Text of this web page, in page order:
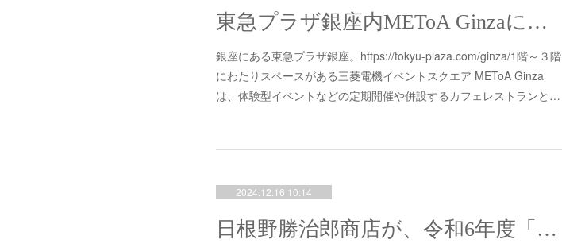
東急プラザ銀座内METoA Ginzaにて京都の染屋がつくった™製品の取り扱いが始まりました。
銀座にある東急プラザ銀座。https://tokyu-plaza.com/ginza/1階～３階
にわたりスペースがある三菱電機イベントスクエア METoA Ginza
は、体験型イベントなどの定期開催や併設するカフェレストランと…
2024.12.16 10:14
日根野勝治郎商店が、令和6年度「これからの１０００年 を紡ぐ企業 」に認定されました！